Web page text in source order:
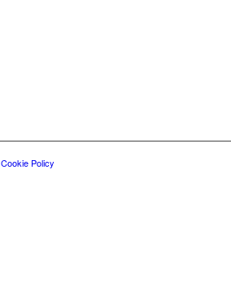
Cookie Policy